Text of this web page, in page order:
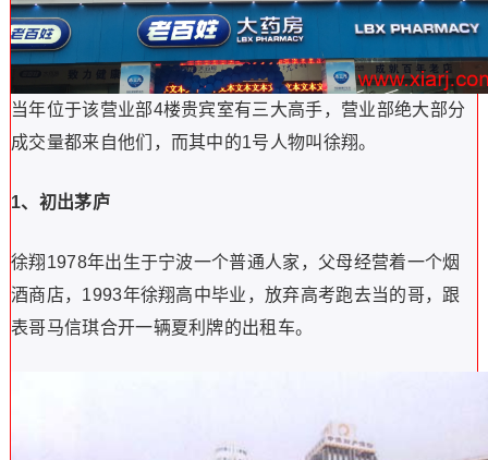
当年位于该营业部4楼贵宾室有三大高手，营业部绝大部分
成交量都来自他们，而其中的1号人物叫徐翔。
1、初出茅庐
徐翔1978年出生于宁波一个普通人家，父母经营着一个烟
酒商店，1993年徐翔高中毕业，放弃高考跑去当的哥，跟
表哥马信琪合开一辆夏利牌的出租车。